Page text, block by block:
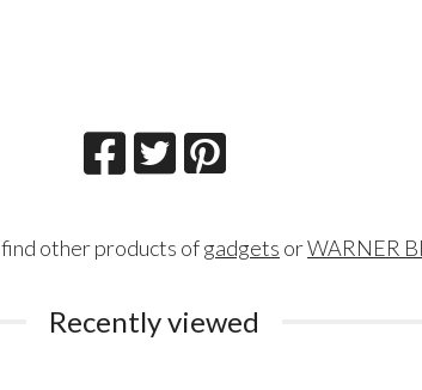
find other products ofgadgets orWARNER
Recently viewed
Lillith Fau